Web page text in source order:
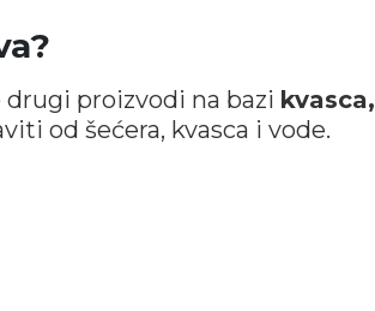
proizvodi na bazi kvasca,
od šećera, kvasca i vode.